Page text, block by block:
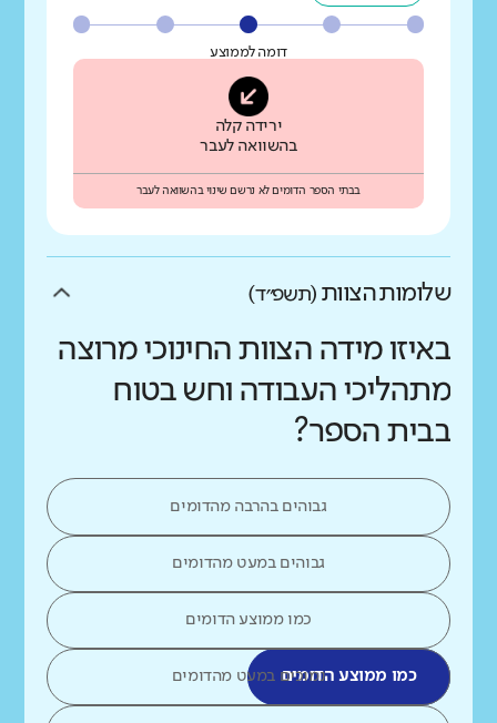
דומה לממוצע
ירידה קלה
בהשוואה לעבר
בבתי הספר הדומים לא נרשם שינוי בהשוואה לעבר
שלומות הצוות (תשפ״ד)
באיזו מידה הצוות החינוכי מרוצה
מתהליכי העבודה וחש בטוח
בבית הספר?
גבוהים בהרבה מהדומים
גבוהים במעט מהדומים
כמו ממוצע הדומים
כמו ממוצע הדומיםנמוכים במעט מהדומים